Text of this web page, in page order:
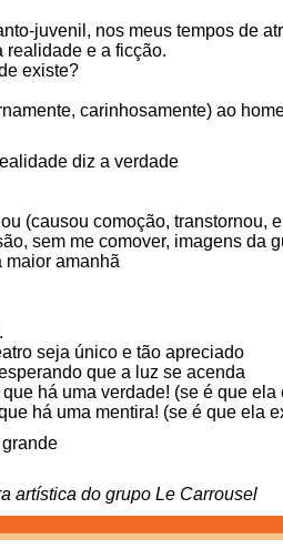
juvenil, nos meus tempos de
realidade e a ficção.
existe?
carinhosamente) ao
diz a verdade
(causou comoção, transtornou,
sem me comover, imagens da
maior amanhã
seja único e tão apreciado
que a luz se acenda
há uma verdade! (se é que ela
há uma mentira! (se é que ela
artística do grupo Le Carrousel